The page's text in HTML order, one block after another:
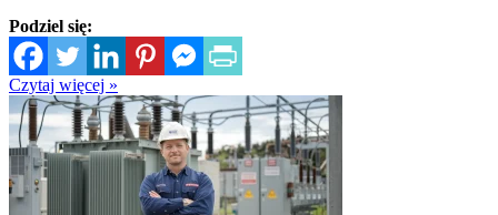
Podziel się:
Czytaj więcej »